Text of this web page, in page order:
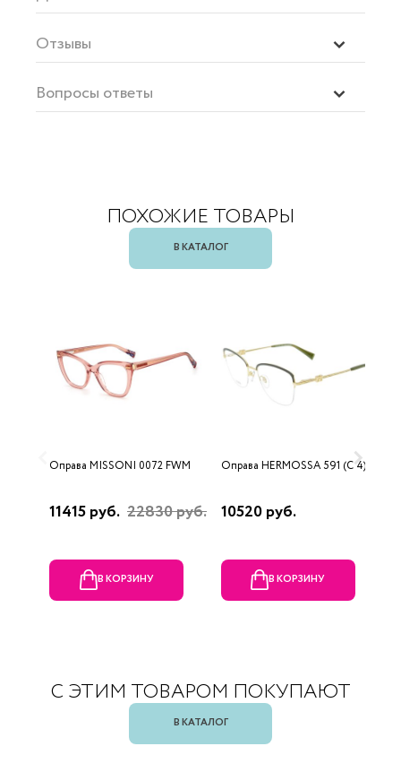
Отзывы
Вопросы ответы
ПОХОЖИЕ ТОВАРЫ
В КАТАЛОГ
Оправа MISSONI 0072 FWM
11415 руб. 22830 руб.
В КОРЗИНУ
Оправа HERMOSSA 591 (C 4)
10520 руб.
В КОРЗИНУ
С ЭТИМ ТОВАРОМ ПОКУПАЮТ
В КАТАЛОГ